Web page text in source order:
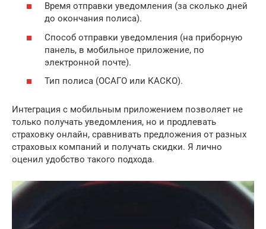
Время отправки уведомления (за сколько дней
до окончания полиса).
Способ отправки уведомления (на приборную
панель, в мобильное приложение, по
электронной почте).
Тип полиса (ОСАГО или КАСКО).
Интеграция с мобильным приложением позволяет не
только получать уведомления, но и продлевать
страховку онлайн, сравнивать предложения от разных
страховых компаний и получать скидки. Я лично
оценил удобство такого подхода.